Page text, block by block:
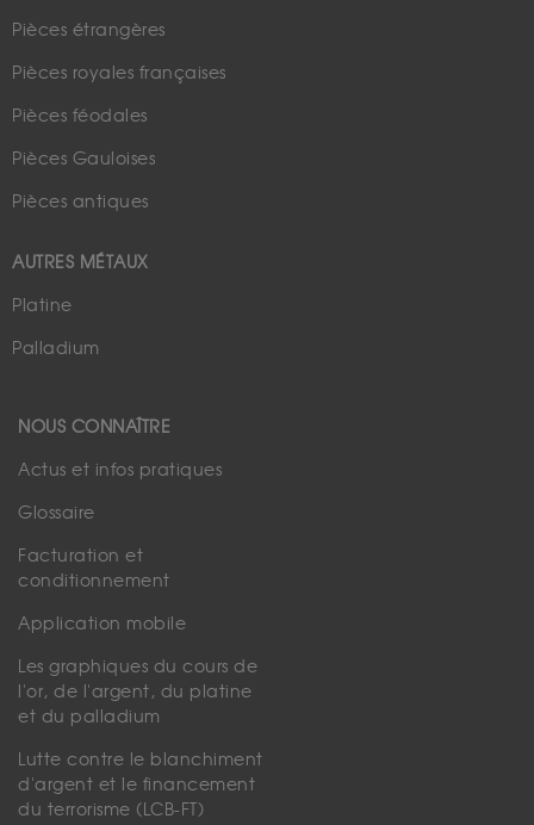
Pièces étrangères
Pièces royales françaises
Pièces féodales
Pièces Gauloises
Pièces antiques
AUTRES MÉTAUX
Platine
Palladium
NOUS CONNAÎTRE
Actus et infos pratiques
Glossaire
Facturation et
conditionnement
Application mobile
Les graphiques du cours de
l'or, de l'argent, du platine
et du palladium
Lutte contre le blanchiment
d'argent et le financement
du terrorisme (LCB-FT)